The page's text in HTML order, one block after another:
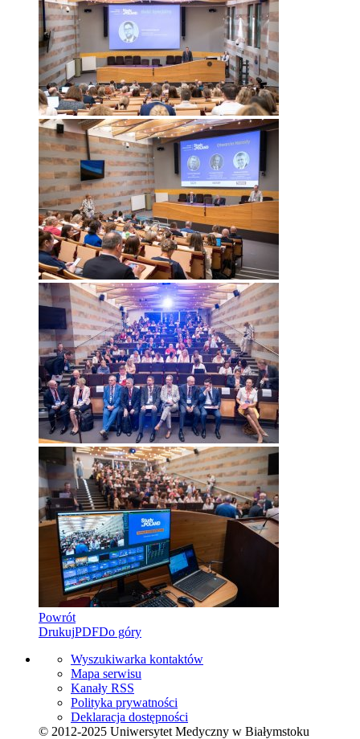
Powrót
DrukujPDFDo góry
Wyszukiwarka kontaktów
Mapa serwisu
Kanały RSS
Polityka prywatności
Deklaracja dostępności
© 2012-2025 Uniwersytet Medyczny w Białymstoku